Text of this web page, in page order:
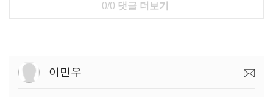
0/0 댓글 더보기
이민우